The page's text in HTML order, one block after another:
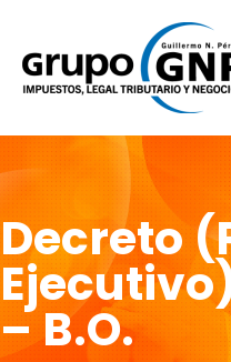
Decreto
– B.O.